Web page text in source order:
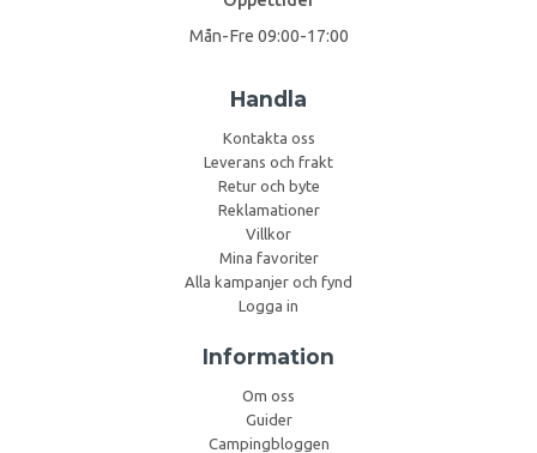
Mån-Fre 09:00-17:00
Handla
Kontakta oss
Leverans och frakt
Retur och byte
Reklamationer
Villkor
Mina favoriter
Alla kampanjer och fynd
Logga in
Information
Om oss
Guider
Campingbloggen